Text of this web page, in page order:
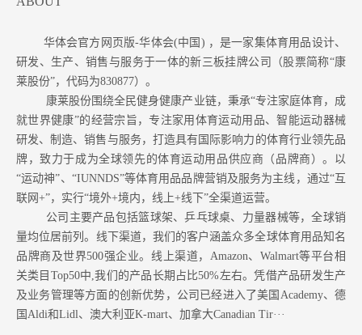
华体会官方网页版-华体会(中国) ，是一家集体育用品设计、
研发、生产、销售与服务于一体的新三板挂牌公司（股票简称“康
莱股份”，代码为830877）。
康莱股份围绕全民健身健康产业链，秉承“专注家庭体育，成
就世界健康”的经营宗旨，专注家用体育运动用品、智能运动器械
研发、制造、销售与服务，打造具有国际影响力的体育行业领先品
牌，致力于成为全球领先的体育运动用品供应商（品牌商）。以
“运动神”、“IUNNDS”等体育用品品牌营销及服务为主线，通过“互
联网+”，实行“境外+境内，线上+线下”全渠道运营。
公司主要产品包括篮球架、乒乓球桌、力量器械等，全球销
量均位居前列。 线下渠道，我们的客户涵盖众多全球体育用品知名
品牌商及世界500强企业。 线上渠道，Amazon、Walmart等平台相
关类目Top50中,我们的产品长期占比50%左右。凭借产品研发生产
及业务管理等方面的创新优势，公司已经进入了美国Academy、德
国Aldi和Lidl、澳大利亚K-mart、加拿大Canadian Tir···